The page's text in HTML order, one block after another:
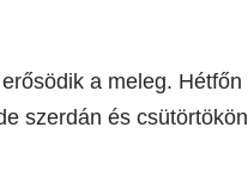
a meleg. Hétfőn
szerdán és csütörtökön